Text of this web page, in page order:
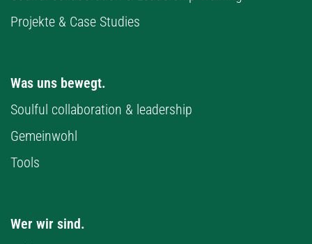
Projekte & Case Studies
Was uns bewegt.
Soulful collaboration & leadership
Gemeinwohl
Tools
Wer wir sind.